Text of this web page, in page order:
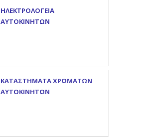
ΗΛΕΚΤΡΟΛΟΓΕΙΑ
ΑΥΤΟΚΙΝΗΤΩΝ
ΚΑΤΑΣΤΗΜΑΤΑ ΧΡΩΜΑΤΩΝ
ΑΥΤΟΚΙΝΗΤΩΝ